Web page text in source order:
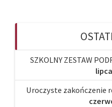
SZKOLNY ZESTAW
Uroczyste zakończenie